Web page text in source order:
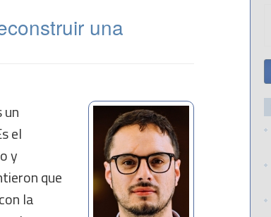
una
el
y
que
la